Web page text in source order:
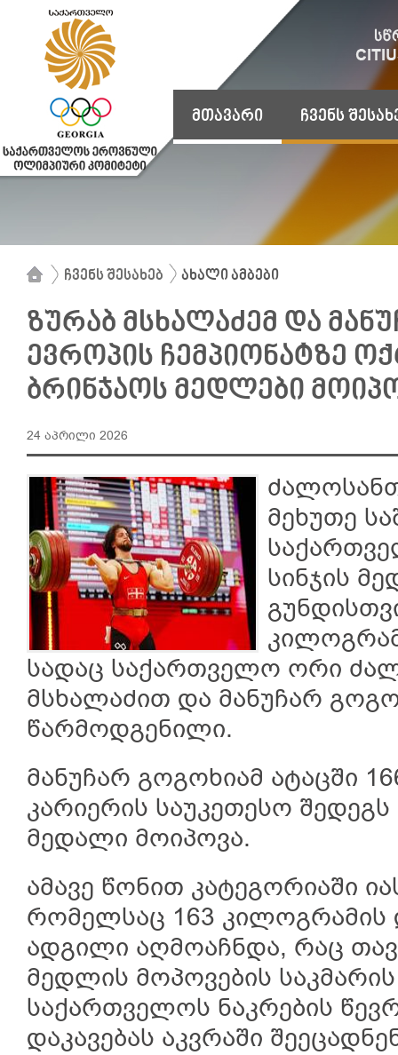
მთავარი ჩვენს
ჩვენს შესახებ ახალი ამბები
ზურაბ მსხალაძემ და
ევროპის ჩემპიონატზე
ბრინჯაოს მედლები
24 აპრილი 2026
მეხუთე
სინჯის
სადაც საქართველო ორი
მსხალაძით და მანუჩარ
წარმოდგენილი.
მანუჩარ გოგოხიამ ატაცში
კარიერის საუკეთესო შედეგს
მედალი მოიპოვა.
ამავე წონით კატეგორიაში
რომელსაც 163 კილოგრამის
ადგილი აღმოაჩნდა, რაც
მედლის მოპოვების საკმარის
საქართველოს ნაკრების
დაკავებას აკვრაში